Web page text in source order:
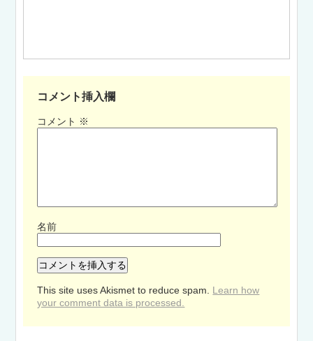
コメント挿入欄
コメント ※
名前
This site uses Akismet to reduce spam. Learn how
your comment data is processed.